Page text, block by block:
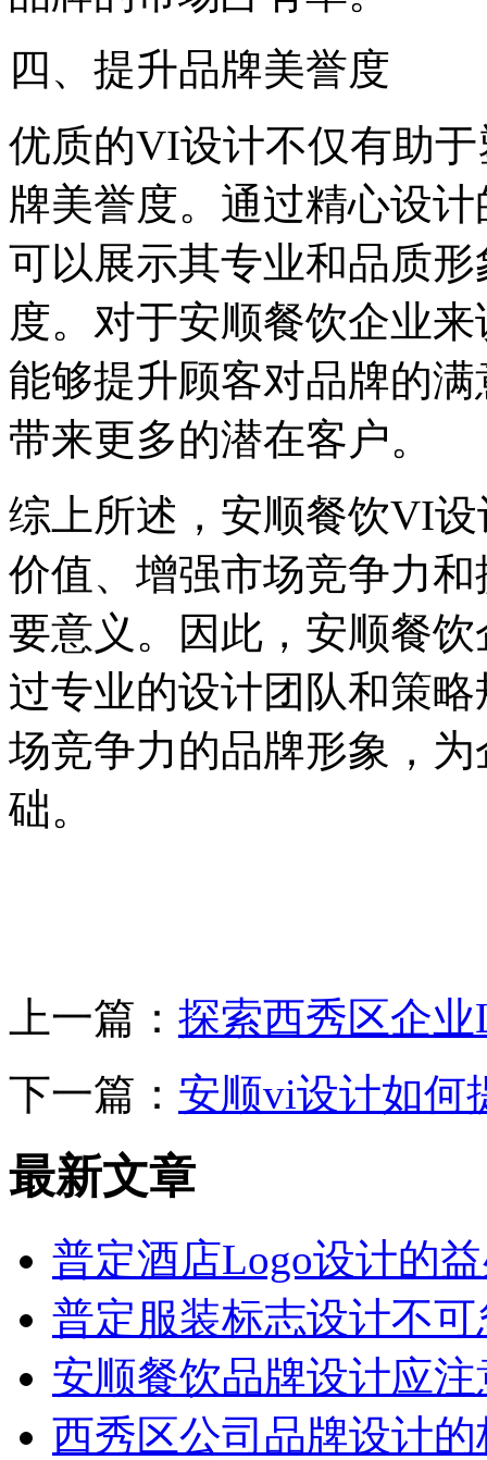
四、提升品牌美誉度
优质的VI设计不仅有助
牌美誉度。通过精心设
可以展示其专业和品质
度。对于安顺餐饮企业
能够提升顾客对品牌的
带来更多的潜在客户。
综上所述，安顺餐饮VI
价值、增强市场竞争力
要意义。因此，安顺餐
过专业的设计团队和策
场竞争力的品牌形象，
础。
上一篇： 探索西秀区企
下一篇： 安顺vi设计如何
最新文章
普定酒店Logo设计的
普定服装标志设计不
安顺餐饮品牌设计应
西秀区公司品牌设计